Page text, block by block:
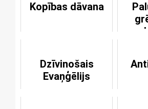
Kopības dāvana
Dzīvinošais
Evaņģēlijs